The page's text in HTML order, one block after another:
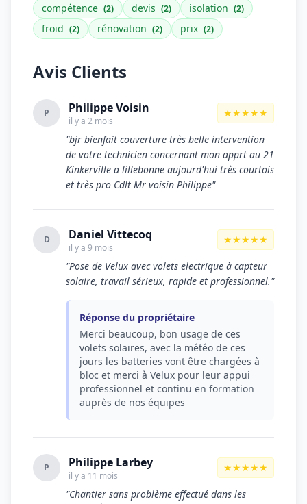
compétence (2) devis (2) isolation (2)
froid (2) rénovation (2) prix (2)
Avis Clients
P Philippe Voisin
il y a 2 mois
★★★★★
"bjr bienfait couverture très belle intervention
de votre technicien concernant mon apprt au 21
Kinkerville a lillebonne aujourd'hui très courtois
et très pro Cdlt Mr voisin Philippe"
D Daniel Vittecoq
il y a 9 mois
★★★★★
"Pose de Velux avec volets electrique à capteur
solaire, travail sérieux, rapide et professionnel."
Réponse du propriétaire
Merci beaucoup, bon usage de ces
volets solaires, avec la météo de ces
jours les batteries vont être chargées à
bloc et merci à Velux pour leur appui
professionnel et continu en formation
auprès de nos équipes
P Philippe Larbey
il y a 11 mois
★★★★★
"Chantier sans problème effectué dans les